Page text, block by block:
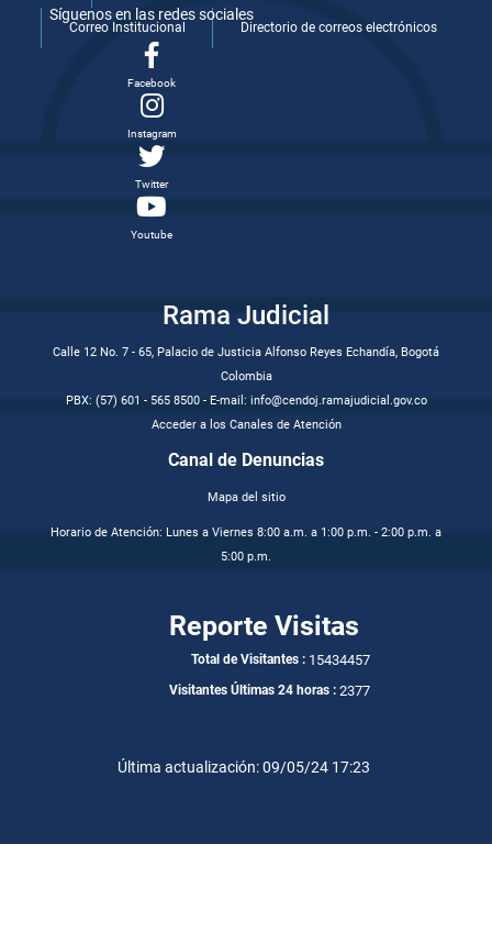
Correo Institucional Directorio de correos electrónicos
Síguenos en las redes sociales
Facebook
Instagram
Twitter
Youtube
Rama Judicial
Calle 12 No. 7 - 65, Palacio de Justicia Alfonso Reyes Echandía, Bogotá
Colombia
PBX: (57) 601 - 565 8500 - E-mail: info@cendoj.ramajudicial.gov.co
Acceder a los Canales de Atención
Canal de Denuncias
Mapa del sitio
Horario de Atención: Lunes a Viernes 8:00 a.m. a 1:00 p.m. - 2:00 p.m. a
5:00 p.m.
Reporte Visitas
Total de Visitantes : 15434457
Visitantes Últimas 24 horas : 2377
Última actualización: 09/05/24 17:23